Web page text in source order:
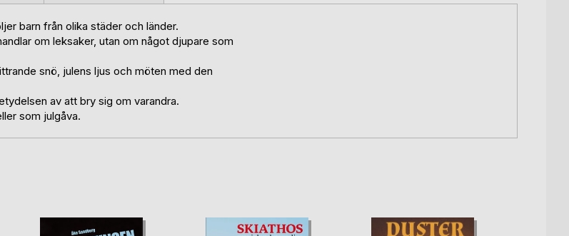
barn från olika städer och länder.
om leksaker, utan om något djupare som
snö, julens ljus och möten med den
av att bry sig om varandra.
som julgåva.